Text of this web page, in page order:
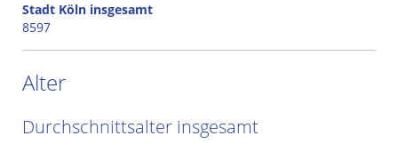
Stadt Köln insgesamt
8597
Alter
Durchschnittsalter insgesamt